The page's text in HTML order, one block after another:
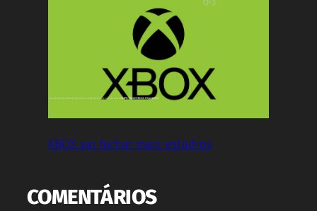
XBOX vai fechar mais estúdios
COMENTÁRIOS